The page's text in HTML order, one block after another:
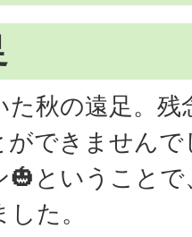
た秋の遠足。残
ができません
🎃ということ
た。